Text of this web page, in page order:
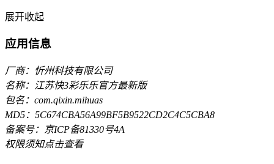
展开收起
应用信息
厂商：忻州科技有限公司
名称：江苏快3彩乐乐官方最新版
包名：com.qixin.mihuas
MD5：5C674CBA56A99BF5B9522CD2C4C5CBA8
备案号：京ICP备81330号4A
权限须知点击查看